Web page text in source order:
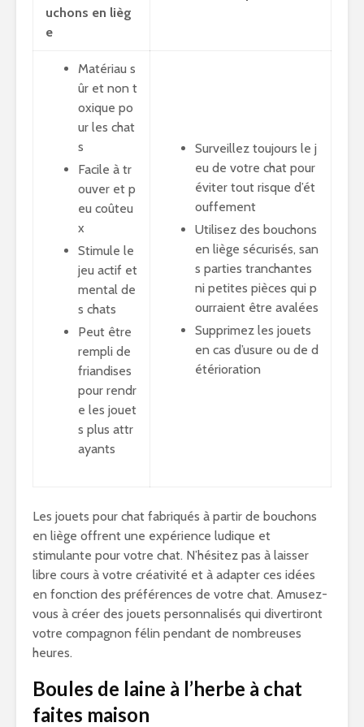
uchons en lièg
e
Matériau s
ûr et non t
oxique po
ur les chat
s
Facile à tr
ouver et p
eu coûteu
x
Stimule le
jeu actif et
mental de
s chats
Peut être
rempli de
friandises
pour rendr
e les jouet
s plus attr
ayants
Surveillez toujours le j
eu de votre chat pour
éviter tout risque d’ét
ouffement
Utilisez des bouchons
en liège sécurisés, san
s parties tranchantes
ni petites pièces qui p
ourraient être avalées
Supprimez les jouets
en cas d’usure ou de d
étérioration
Les jouets pour chat fabriqués à partir de bouchons
en liège offrent une expérience ludique et
stimulante pour votre chat. N’hésitez pas à laisser
libre cours à votre créativité et à adapter ces idées
en fonction des préférences de votre chat. Amusez-
vous à créer des jouets personnalisés qui divertiront
votre compagnon félin pendant de nombreuses
heures.
Boules de laine à l’herbe à chat
faites maison